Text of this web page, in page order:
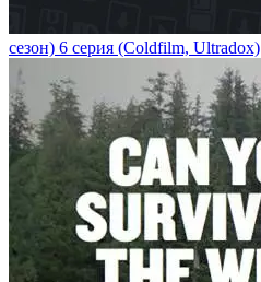
сезон) 6 серия (Coldfilm, Ultradox)